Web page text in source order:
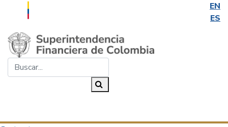
EN
ES
Saltar al contenido principal